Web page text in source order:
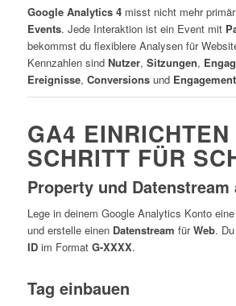
Google Analytics 4misst nicht mehr primär
Events. Jede Interaktion ist ein Event mit
bekommst du flexiblere Analysen für
Kennzahlen sind Nutzer, Sitzungen,
Ereignisse, Conversionsund
GA4 EINRICHTEN
SCHRITT FÜR
Property und Datenstream
Lege in deinem Google Analytics Konto eine
und erstelle einen Datenstream fürWeb.
IDim Format G-XXXX.
Tag einbauen